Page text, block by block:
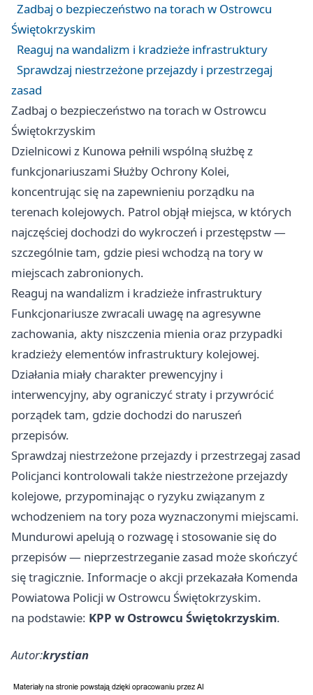
Zadbaj o bezpieczeństwo na torach w Ostrowcu
Świętokrzyskim
Reaguj na wandalizm i kradzieże infrastruktury
Sprawdzaj niestrzeżone przejazdy i przestrzegaj
zasad
Zadbaj o bezpieczeństwo na torach w Ostrowcu
Świętokrzyskim
Dzielnicowi z Kunowa pełnili wspólną służbę z
funkcjonariuszami Służby Ochrony Kolei,
koncentrując się na zapewnieniu porządku na
terenach kolejowych. Patrol objął miejsca, w których
najczęściej dochodzi do wykroczeń i przestępstw —
szczególnie tam, gdzie piesi wchodzą na tory w
miejscach zabronionych.
Reaguj na wandalizm i kradzieże infrastruktury
Funkcjonariusze zwracali uwagę na agresywne
zachowania, akty niszczenia mienia oraz przypadki
kradzieży elementów infrastruktury kolejowej.
Działania miały charakter prewencyjny i
interwencyjny, aby ograniczyć straty i przywrócić
porządek tam, gdzie dochodzi do naruszeń
przepisów.
Sprawdzaj niestrzeżone przejazdy i przestrzegaj zasad
Policjanci kontrolowali także niestrzeżone przejazdy
kolejowe, przypominając o ryzyku związanym z
wchodzeniem na tory poza wyznaczonymi miejscami.
Mundurowi apelują o rozwagę i stosowanie się do
przepisów — nieprzestrzeganie zasad może skończyć
się tragicznie. Informacje o akcji przekazała Komenda
Powiatowa Policji w Ostrowcu Świętokrzyskim.
na podstawie: KPP w Ostrowcu Świętokrzyskim.
Autor:krystian